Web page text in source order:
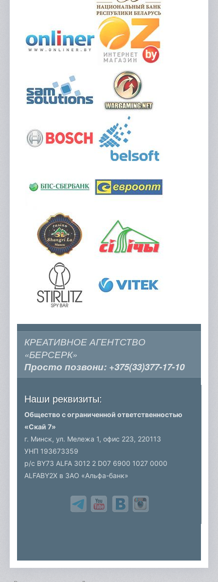
КРЕАТИВНОЕ АГЕНТСТВО
«БЕРСЕРК»
Просто позвони: +375(33)377-17-10
Наши реквизиты:
Общество с ограниченной ответственностью
«Скай 7»
г. Минск, ул. Мележа 1, офис 223, 220113
УНП 193673359
р/c BY73 ALFA 3012 2 D07 6900 1027 0000
ALFABY2X в ЗАО «Альфа-банк»